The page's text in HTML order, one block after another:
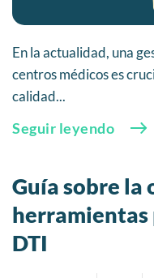
En la actualidad, una
centros médicos es
calidad...
Seguir leyendo
Guía sobre
herramientas
DTI